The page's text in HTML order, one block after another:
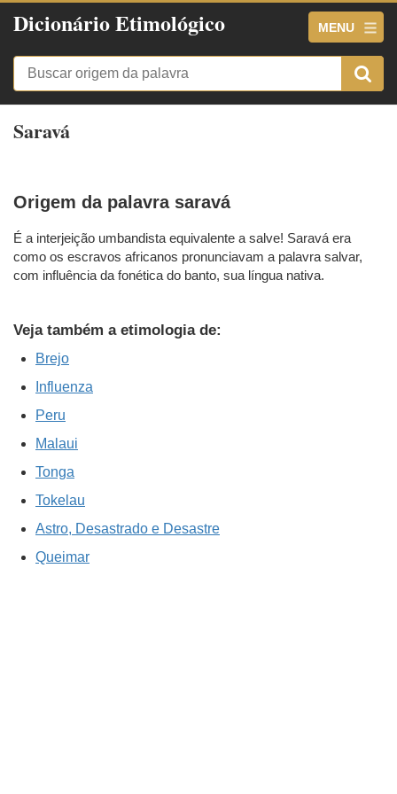
Dicionário Etimológico MENU
Saravá
Origem da palavra saravá
É a interjeição umbandista equivalente a salve! Saravá era
como os escravos africanos pronunciavam a palavra salvar,
com influência da fonética do banto, sua língua nativa.
Veja também a etimologia de:
Brejo
Influenza
Peru
Malaui
Tonga
Tokelau
Astro, Desastrado e Desastre
Queimar